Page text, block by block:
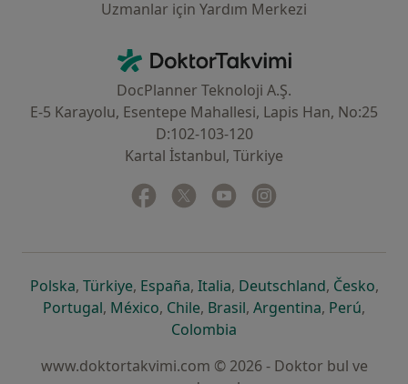
Uzmanlar için Yardım Merkezi
DoktorTakvimi - Ana Sayfa
DocPlanner Teknoloji A.Ş.
E-5 Karayolu, Esentepe Mahallesi, Lapis Han, No:25
D:102-103-120
Kartal İstanbul, Türkiye
Facebook
yeni bir sekmede açılır
Twitter
yeni bir sekmede açılır
Youtube
yeni bir sekmede açılır
Polskayeni bir sekmede açılır
, Türkiyeyeni bir sekmede açılır
, Españayeni bir sekmede açılır
, Italiayeni bir sekmede açılır
, Deutschlandyeni bir
, Českoyeni
,
Portugalyeni bir sekmede açılır
, Méxicoyeni bir sekmede açılır
, Chileyeni bir sekmede açılır
, Brasilyeni bir sekmede açılır
, Argentinayeni bir
, Perúyeni
,
Colombia
www.doktortakvimi.com © 2026 - Doktor bul ve